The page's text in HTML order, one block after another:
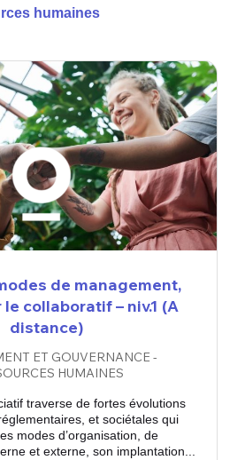
humaines
de management,
collaboratif – niv.1 (A
distance)
ET GOUVERNANCE -
HUMAINES
traverse de fortes évolutions
et sociétales qui
modes d’organisation, de
et externe, son implantation...